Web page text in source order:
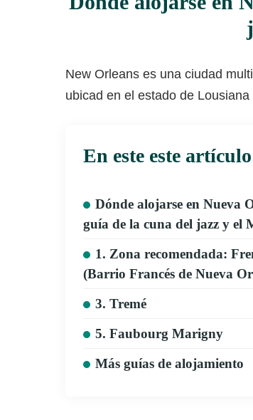
New Orleans es una ciudad
ubicad en el estado de
En este este
Dónde alojarse en Nueva
guía de la cuna del jazz y el
1. Zona recomendada:
(Barrio Francés de Nueva
3. Tremé
5. Faubourg Marigny
Más guías de alojamiento